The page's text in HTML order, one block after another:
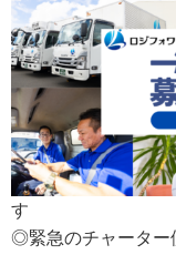
す
◎緊急のチャーター